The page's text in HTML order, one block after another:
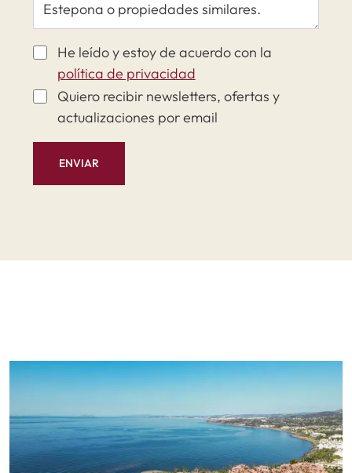
He leído y estoy de acuerdo con la
política de privacidad
Quiero recibir newsletters, ofertas y
actualizaciones por email
ENVIAR